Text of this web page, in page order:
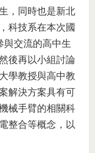
，同時也是新北
科技系在本次國
與交流的高中生
後再以小組討論
學教授與高中教
解決方案具有可
械手臂的相關科
整合等概念，以